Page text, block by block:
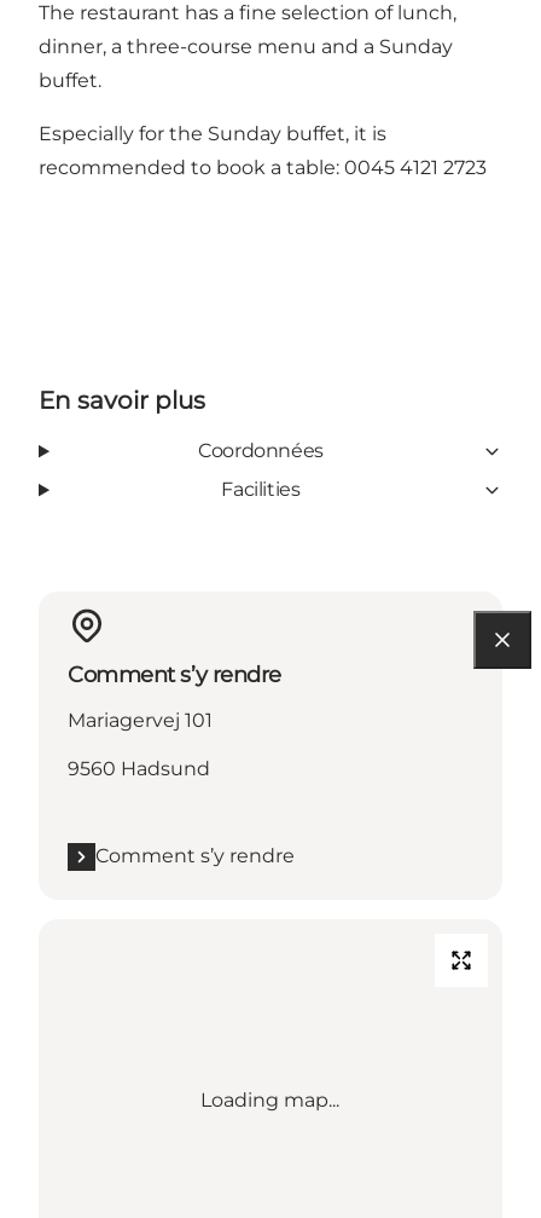
The restaurant has a fine selection of lunch,
dinner, a three-course menu and a Sunday
buffet.
Especially for the Sunday buffet, it is
recommended to book a table: 0045 4121 2723
En savoir plus
Coordonnées
Facilities
Comment s’y rendre
Mariagervej 101
9560 Hadsund
Comment s’y rendre
Loading map...